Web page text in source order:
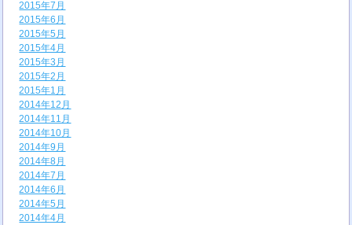
2015年7月
2015年6月
2015年5月
2015年4月
2015年3月
2015年2月
2015年1月
2014年12月
2014年11月
2014年10月
2014年9月
2014年8月
2014年7月
2014年6月
2014年5月
2014年4月